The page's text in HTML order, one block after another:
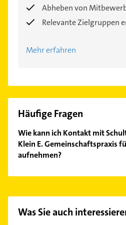
Abheben von
Relevante Zielgruppen
Mehr erfahren
Häufige Fragen
Wie kann ich Kontakt mit
Klein E. Gemeinschaftspraxis
aufnehmen?
aufzunehmen. Einfach die
unserem Kontaktdaten-Bereich
Was Sie auch